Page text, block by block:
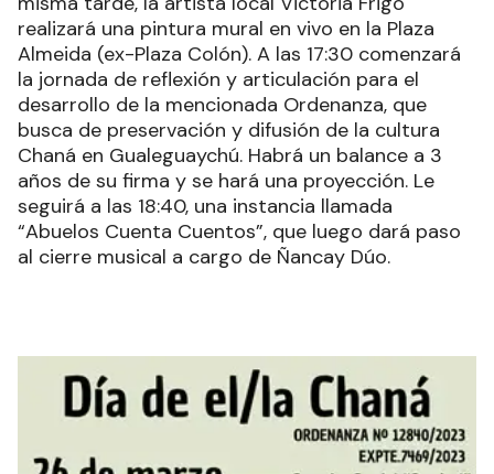
realizará una pintura mural en vivo en la Plaza
Almeida (ex-Plaza Colón). A las 17:30 comenzará
la jornada de reflexión y articulación para el
desarrollo de la mencionada Ordenanza, que
busca de preservación y difusión de la cultura
Chaná en Gualeguaychú. Habrá un balance a 3
años de su firma y se hará una proyección. Le
seguirá a las 18:40, una instancia llamada
“Abuelos Cuenta Cuentos”, que luego dará paso
al cierre musical a cargo de Ñancay Dúo.